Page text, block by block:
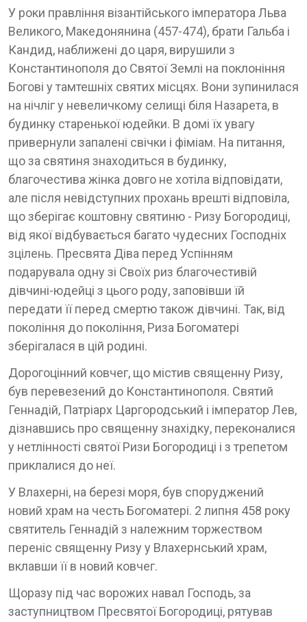
У роки правління візантійського імператора Льва
Великого, Македонянина (457-474), брати Гальба і
Кандид, наближені до царя, вирушили з
Константинополя до Святої Землі на поклоніння
Богові у тамтешніх святих місцях. Вони зупинилася
на нічліг у невеличкому селищі біля Назарета, в
будинку старенької юдейки. В домі їх увагу
привернули запалені свічки і фіміам. На питання,
що за святиня знаходиться в будинку,
благочестива жінка довго не хотіла відповідати,
але після невідступних прохань врешті відповіла,
що зберігає коштовну святиню - Ризу Богородиці,
від якої відбувається багато чудесних Господніх
зцілень. Пресвята Діва перед Успінням
подарувала одну зі Своїх риз благочестивій
дівчині-юдейці з цього роду, заповівши їй
передати її перед смертю також дівчині. Так, від
покоління до покоління, Риза Богоматері
зберігалася в цій родині.
Дорогоцінний ковчег, що містив священну Ризу,
був перевезений до Константинополя. Святий
Геннадій, Патріарх Царгородський і імператор Лев,
дізнавшись про священну знахідку, переконалися
у нетлінності святої Ризи Богородиці і з трепетом
приклалися до неї.
У Влахерні, на березі моря, був споруджений
новий храм на честь Богоматері. 2 липня 458 року
святитель Геннадій з належним торжеством
переніс священну Ризу у Влахернський храм,
вклавши її в новий ковчег.
Щоразу під час ворожих навал Господь, за
заступництвом Пресвятої Богородиці, рятував